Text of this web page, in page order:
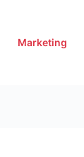
Marketing